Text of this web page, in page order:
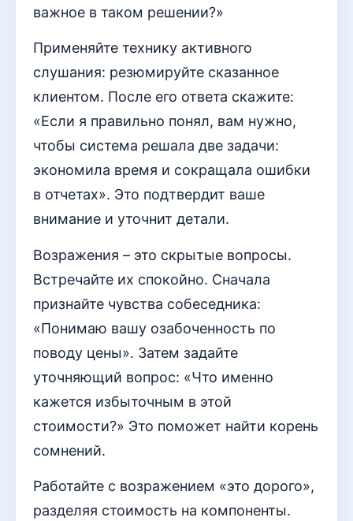
важное в таком решении?»
Применяйте технику активного
слушания: резюмируйте сказанное
клиентом. После его ответа скажите:
«Если я правильно понял, вам нужно,
чтобы система решала две задачи:
экономила время и сокращала ошибки
в отчетах». Это подтвердит ваше
внимание и уточнит детали.
Возражения – это скрытые вопросы.
Встречайте их спокойно. Сначала
признайте чувства собеседника:
«Понимаю вашу озабоченность по
поводу цены». Затем задайте
уточняющий вопрос: «Что именно
кажется избыточным в этой
стоимости?» Это поможет найти корень
сомнений.
Работайте с возражением «это дорого»,
разделяя стоимость на компоненты.